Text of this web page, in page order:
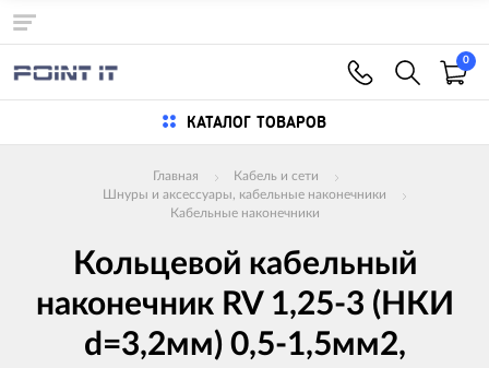
0
КАТАЛОГ ТОВАРОВ
Главная
Кабель и сети
Шнуры и аксессуары, кабельные наконечники
Кабельные наконечники
Кольцевой кабельный
наконечник RV 1,25-3 (НКИ
d=3,2мм) 0,5-1,5мм2,